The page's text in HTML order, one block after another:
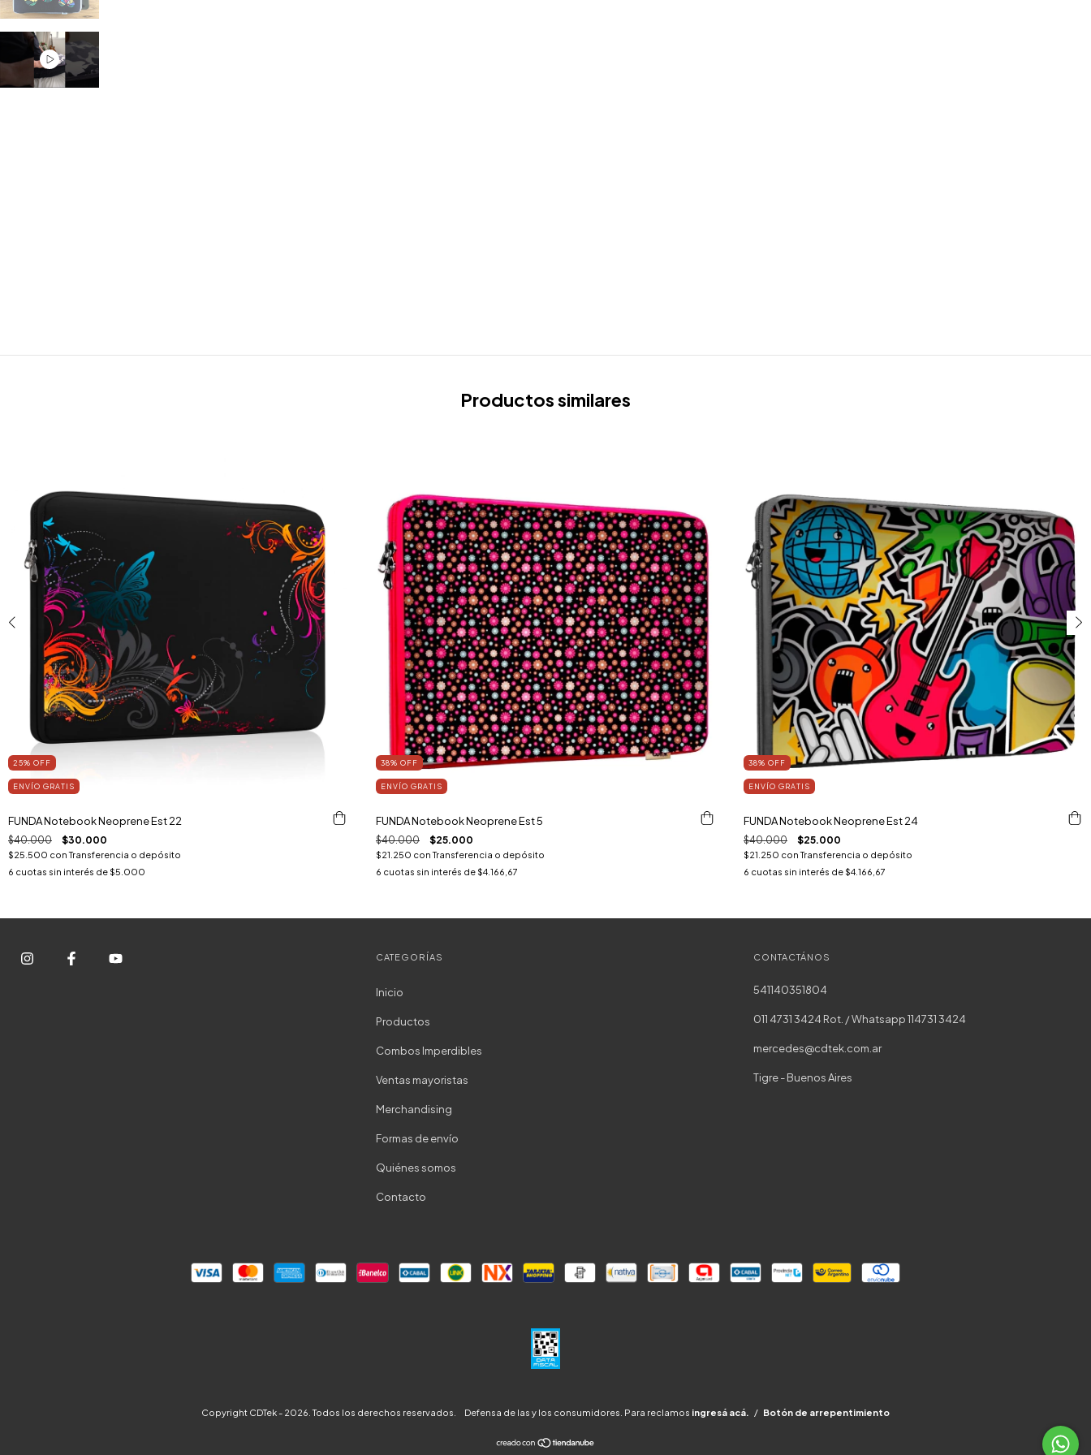
Productos similares
25% OFF
ENVÍO GRATIS
FUNDA Notebook Neoprene Est 22
$40.000 $30.000
$25.500 con Transferencia o depósito
6 cuotas sin interés de $5.000
38% OFF
ENVÍO GRATIS
FUNDA Notebook Neoprene Est 5
$40.000 $25.000
$21.250 con Transferencia o depósito
6 cuotas sin interés de $4.166,67
38% OFF
ENVÍO GRATIS
FUNDA Notebook Neoprene Est 24
$40.000 $25.000
$21.250 con Transferencia o depósito
6 cuotas sin interés de $4.166,67
CATEGORÍAS
Inicio
Productos
Combos Imperdibles
Ventas mayoristas
Merchandising
Formas de envío
Quiénes somos
Contacto
CONTACTÁNOS
541140351804
011 4731 3424 Rot. / Whatsapp 114731 3424
mercedes@cdtek.com.ar
Tigre - Buenos Aires
Copyright CDTek - 2026. Todos los derechos reservados. Defensa de las y los consumidores. Para reclamos ingresá acá. / Botón de arrepentimiento